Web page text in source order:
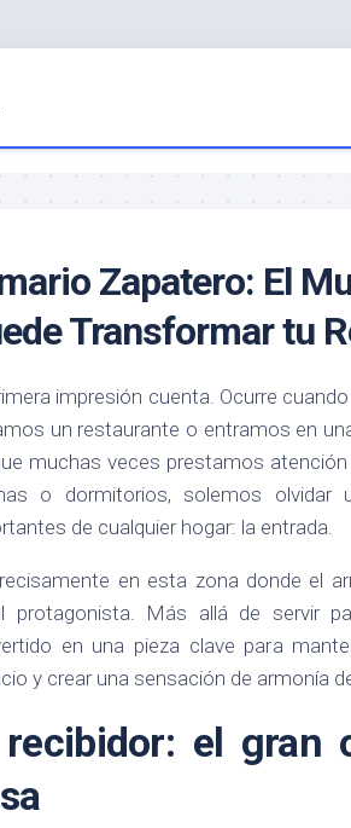
Zapatero: El
Transformar tu
impresión cuenta. Ocurre
un restaurante o entramos en
muchas veces prestamos
o dormitorios, solemos
de cualquier hogar: la entrada.
en esta zona donde el
protagonista. Más allá de servir
en una pieza clave para
y crear una sensación de armonía
el gran